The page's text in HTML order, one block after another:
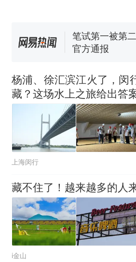
官方通报
美国渔民钓获
来源：参考消
热
西班牙飞
哥士兵搬起大
争议，此前一
洛哥涌入西班牙
杨浦、徐汇滨江火了，闵
藏？这场水上之旅给出答
上海闵行
藏不住了！越来越多的人
i金山